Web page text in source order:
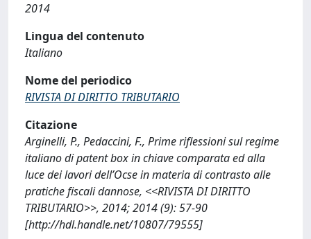
2014
Lingua del contenuto
Italiano
Nome del periodico
RIVISTA DI DIRITTO TRIBUTARIO
Citazione
Arginelli, P., Pedaccini, F., Prime riflessioni sul regime
italiano di patent box in chiave comparata ed alla
luce dei lavori dell’Ocse in materia di contrasto alle
pratiche fiscali dannose, <<RIVISTA DI DIRITTO
TRIBUTARIO>>, 2014; 2014 (9): 57-90
[http://hdl.handle.net/10807/79555]